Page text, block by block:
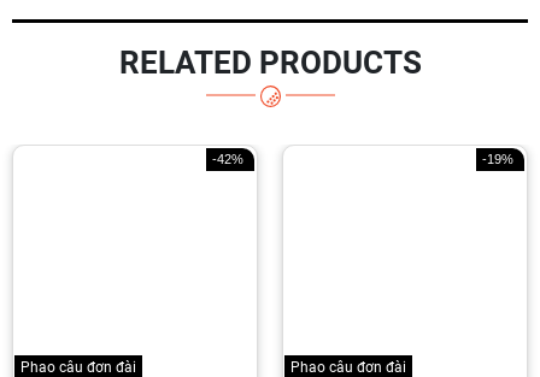
RELATED PRODUCTS
-42%
Phao câu đơn đài
-19%
Phao câu đơn đài